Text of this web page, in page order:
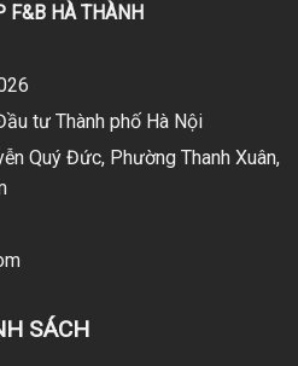
F&B HÀ THÀNH
tư Thành phố Hà Nội
Quý Đức, Phường Thanh Xuân,
SÁCH